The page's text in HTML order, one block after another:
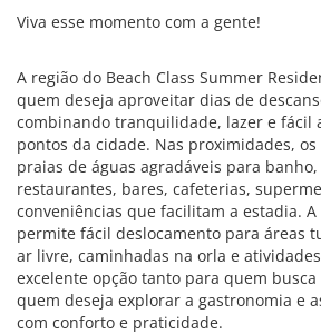
Viva esse momento com a gente!
A região do Beach Class Summer
quem deseja aproveitar dias de
combinando tranquilidade, lazer e fácil
pontos da cidade. Nas proximidades,
praias de águas agradáveis para
restaurantes, bares, cafeterias,
conveniências que facilitam a estadia.
permite fácil deslocamento para áreas
ar livre, caminhadas na orla e
excelente opção tanto para quem
quem deseja explorar a gastronomia e
com conforto e praticidade.